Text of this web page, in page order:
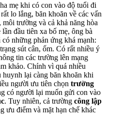
mẹ khi có con vào độ tuổi đi
lo lắng, băn khoăn về các vấn
trường và cả khả năng hòa
đầu tiên xa bố mẹ, ông bà
những phản ứng khá mạnh:
sút cân, ốm. Có rất nhiều ý
tin các trường lên mạng
khảo. Chính vì quá nhiều
huynh lại càng băn khoăn khi
người ưu tiên chọn trường
có người lại muốn gửi con vào
. Tuy nhiên, cả trường công lập
ưu điểm và mặt hạn chế khác